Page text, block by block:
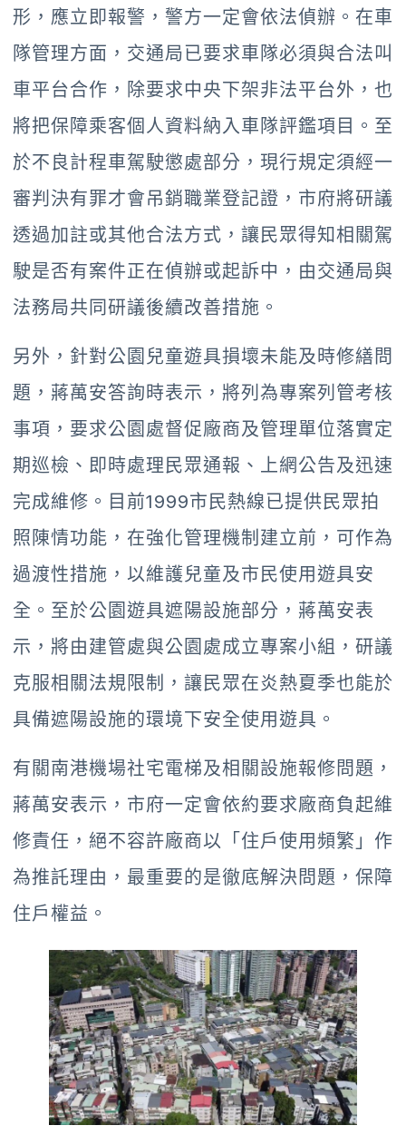
形，應立即報警，警方一定會依法偵辦。在車
隊管理方面，交通局已要求車隊必須與合法叫
車平台合作，除要求中央下架非法平台外，也
將把保障乘客個人資料納入車隊評鑑項目。至
於不良計程車駕駛懲處部分，現行規定須經一
審判決有罪才會吊銷職業登記證，市府將研議
透過加註或其他合法方式，讓民眾得知相關駕
駛是否有案件正在偵辦或起訴中，由交通局與
法務局共同研議後續改善措施。
另外，針對公園兒童遊具損壞未能及時修繕問
題，蔣萬安答詢時表示，將列為專案列管考核
事項，要求公園處督促廠商及管理單位落實定
期巡檢、即時處理民眾通報、上網公告及迅速
完成維修。目前1999市民熱線已提供民眾拍
照陳情功能，在強化管理機制建立前，可作為
過渡性措施，以維護兒童及市民使用遊具安
全。至於公園遊具遮陽設施部分，蔣萬安表
示，將由建管處與公園處成立專案小組，研議
克服相關法規限制，讓民眾在炎熱夏季也能於
具備遮陽設施的環境下安全使用遊具。
有關南港機場社宅電梯及相關設施報修問題，
蔣萬安表示，市府一定會依約要求廠商負起維
修責任，絕不容許廠商以「住戶使用頻繁」作
為推託理由，最重要的是徹底解決問題，保障
住戶權益。